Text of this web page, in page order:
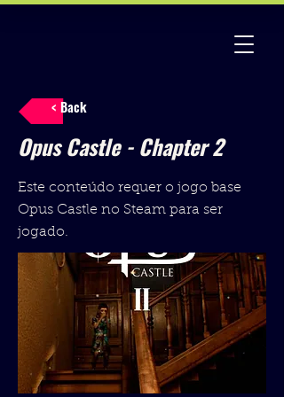
< Back
Opus Castle - Chapter 2
Este conteúdo requer o jogo base
Opus Castle no Steam para ser
jogado.